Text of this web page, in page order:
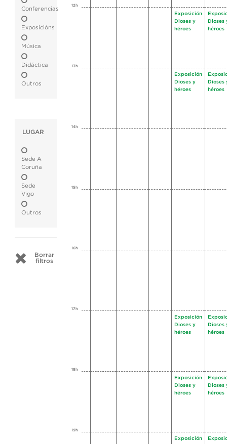
Conferencias
Exposicións
Música
Didáctica
Outros
LUGAR
Sede A
Coruña
Sede
Vigo
Outros
Borrar
filtros
12h
Exposición
Dioses y
héroes
Dioses
héroes
13h
Exposición
Dioses y
héroes
Dioses
héroes
14h
15h
16h
17h
Exposición
Dioses y
héroes
Dioses
héroes
18h
Exposición
Dioses y
héroes
Dioses
héroes
19h
Exposición